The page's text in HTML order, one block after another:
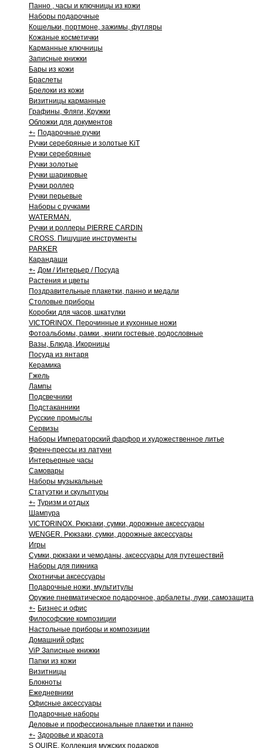
Панно , часы и ключницы из кожи
Наборы подарочные
Кошельки, портмоне, зажимы, футляры
Кожаные косметички
Карманные ключницы
Записные книжки
Бары из кожи
Браслеты
Брелоки из кожи
Визитницы карманные
Графины, Фляги, Кружки
Обложки для документов
+- Подарочные ручки
Ручки серебряные и золотые KiT
Ручки серебряные
Ручки золотые
Ручки шариковые
Ручки роллер
Ручки перьевые
Наборы с ручками
WATERMAN.
Ручки и роллеры PIERRE CARDIN
CROSS. Пишущие инструменты
PARKER
Карандаши
+- Дом / Интерьер / Посуда
Растения и цветы
Поздравительные плакетки, панно и медали
Столовые приборы
Коробки для часов, шкатулки
VICTORINOX. Перочинные и кухонные ножи
Фотоальбомы, рамки , книги гостевые, родословные
Вазы, Блюда, Икорницы
Посуда из янтаря
Керамика
Гжель
Лампы
Подсвечники
Подстаканники
Русские промыслы
Сервизы
Наборы Императорский фарфор и художественное литье
Френч-прессы из латуни
Интерьерные часы
Самовары
Наборы музыкальные
Статуэтки и скульптуры
+- Туризм и отдых
Шампура
VICTORINOX. Рюкзаки, сумки, дорожные аксессуары
WENGER. Рюкзаки, сумки, дорожные аксессуары
Игры
Сумки, рюкзаки и чемоданы, аксессуары для путешествий
Наборы для пикника
Охотничьи аксессуары
Подарочные ножи, мультитулы
Оружие пневматическое подарочное, арбалеты, луки, самозащита
+- Бизнес и офис
Философские композиции
Настольные приборы и композиции
Домашний офис
ViP Записные книжки
Папки из кожи
Визитницы
Блокноты
Ежедневники
Офисные аксессуары
Подарочные наборы
Деловые и профессиональные плакетки и панно
+- Здоровье и красота
S QUIRE. Коллекция мужских подарков